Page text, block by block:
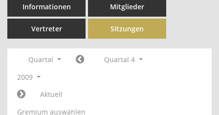
Informationen Mitglieder
Vertreter Sitzungen
Quartal
Quartal 4
2009
Aktuell
Gremium auswählen